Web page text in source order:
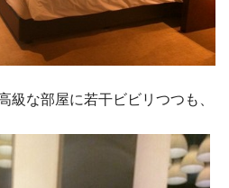
級な部屋に若干ビビリつつも、